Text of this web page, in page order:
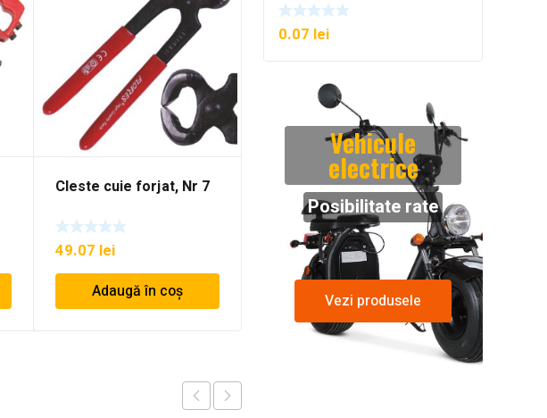
Cleste cuie forjat, Nr 7
49.07 lei
Adaugă în coș
Cleste papagal, nr 10,
225 mm
29.16lei
Citește mai mult
0.07 lei
Vehicule
electrice
Posibilitate rate
Vezi produsele